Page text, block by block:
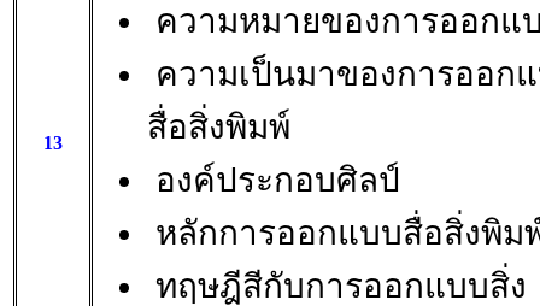
13
ความหมายของการออกแ
ความเป็นมาของการออก
สื่อสิ่งพิมพ์
องค์ประกอบศิลป์
หลักการออกแบบสื่อสิ่งพิม
ทฤษฎีสีกับการออกแบบสิ่ง